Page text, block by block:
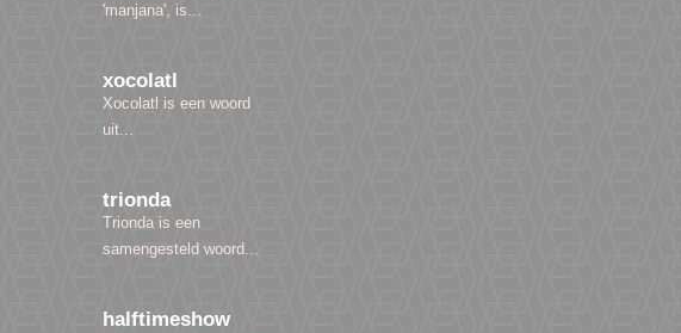
'manjana', is...
xocolatl
Xocolatl is een woord
uit...
trionda
Trionda is een
samengesteld woord...
halftimeshow